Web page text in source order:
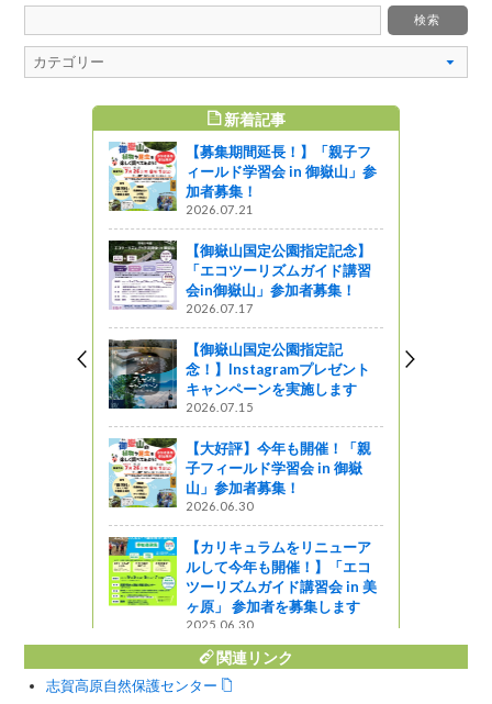
新着記事
【募集期間延長！】「親子フ
ィールド学習会 in 御嶽山」参
加者募集！
2026.07.21
【御嶽山国定公園指定記念】
「エコツーリズムガイド講習
会in御嶽山」参加者募集！
2026.07.17
【御嶽山国定公園指定記
念！】Instagramプレゼント
キャンペーンを実施します
2026.07.15
【大好評】今年も開催！「親
子フィールド学習会 in 御嶽
山」参加者募集！
2026.06.30
【カリキュラムをリニューア
ルして今年も開催！】「エコ
ツーリズムガイド講習会 in 美
ヶ原」 参加者を募集します
2025.06.30
関連リンク
志賀高原自然保護センター